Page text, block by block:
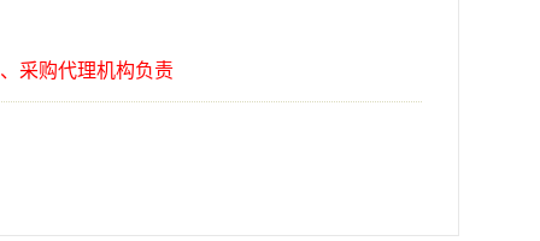
采购代理机构负责